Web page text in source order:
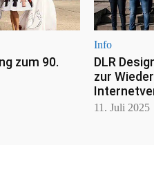
zum 90.
Info
DLR
zur
11. Juli 2025